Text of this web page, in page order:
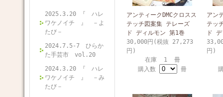
2025.3.20 『 ハレ
ワケノイチ 』 －よ
たび－
2024.7.5-7 ひらか
た手芸市 vol.20
2024.3.20 『 ハレ
ワケノイチ 』 －み
たび－
アンティークDMCクロスス
テッチ図案集 テレーズ
ド ディルモン 第1巻
30,000円(税抜 27,273
円)
在庫 1 冊
購入数
冊
アン
テッ
ド
円)